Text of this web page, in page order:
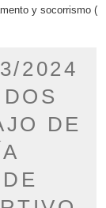
y socorrismo (
2024
DE